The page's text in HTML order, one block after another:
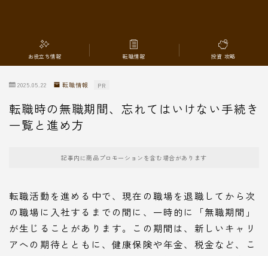
お役立ち情報 転職情報 投資 攻略
2025.05.22 転職情報 PR
転職時の無職期間、忘れてはいけない手続き
一覧と進め方
記事内に商品プロモーションを含む場合があります
転職活動を進める中で、現在の職場を退職してから次
の職場に入社するまでの間に、一時的に「無職期間」
が生じることがあります。この期間は、新しいキャリ
アへの期待とともに、健康保険や年金、税金など、こ